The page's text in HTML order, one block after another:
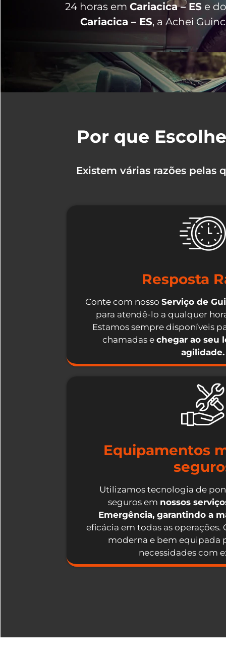
24 horas em Cariacica – ESe
Cariacica – ES, a Achei
Por que
Existem várias razões
Resposta
Conte com nosso Serviço de
para atendê-lo a qualquer
Estamos sempre disponíveis
chamadas e chegar ao seu
agilidade.
Equipamentos
Utilizamos tecnologia de
seguros em nossos
Emergência, garantindo a
eficácia em todas as operações.
moderna e bem equipada
necessidades com